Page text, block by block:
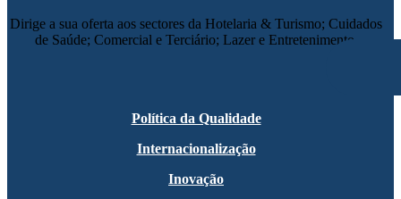
Dirige a sua oferta aos sectores da Hotelaria & Turismo; Cuidados
de Saúde; Comercial e Terciário; Lazer e Entretenimento.
Política da Qualidade
Internacionalização
Inovação